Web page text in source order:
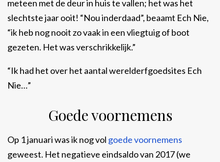
meteen met de deur in huis te vallen; het was het
slechtste jaar ooit! “Nou inderdaad”, beaamt Ech Nie,
“ik heb nog nooit zo vaak in een vliegtuig of boot
gezeten. Het was verschrikkelijk.”
“Ik had het over het aantal werelderfgoedsites Ech
Nie…”
Goede voornemens
Op 1 januari was ik nog vol goede voornemens
geweest. Het negatieve eindsaldo van 2017 (we